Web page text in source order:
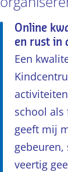
Online
en rust in
Een
school als
geeft mij
gebeuren,
veertig